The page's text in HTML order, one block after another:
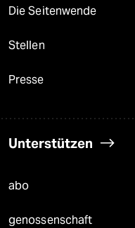
Die Seitenwende
Stellen
Presse
Unterstützen
abo
genossenschaft